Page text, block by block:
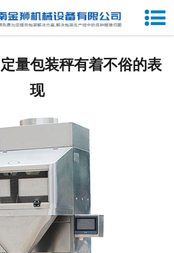
网站首页
合作客户
展会信息
客户留言
联系我们
量包装秤有着不俗的表
现